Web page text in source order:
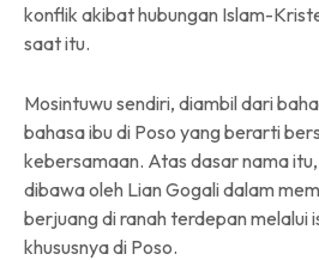
konflik akibat hubungan Islam-
saat itu.
Mosintuwu sendiri, diambil dari
bahasa ibu di Poso yang berarti
kebersamaan. Atas dasar nama
dibawa oleh Lian Gogali dalam
berjuang di ranah terdepan melalui
khususnya di Poso.